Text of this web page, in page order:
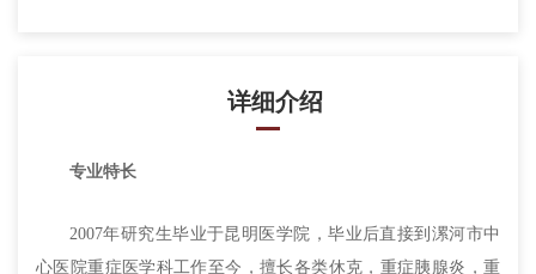
详细介绍
专业特长
2007年研究生毕业于昆明医学院，毕业后直接到漯河市中
心医院重症医学科工作至今，擅长各类休克，重症胰腺炎，重